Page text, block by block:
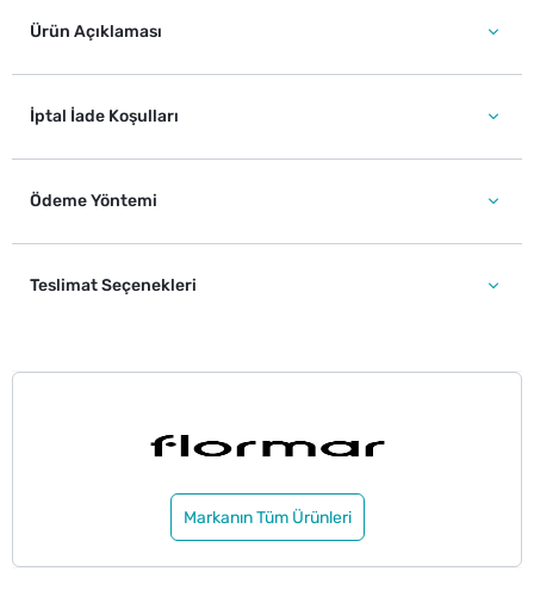
Ürün Açıklaması
İptal İade Koşulları
Ödeme Yöntemi
Teslimat Seçenekleri
Markanın Tüm Ürünleri